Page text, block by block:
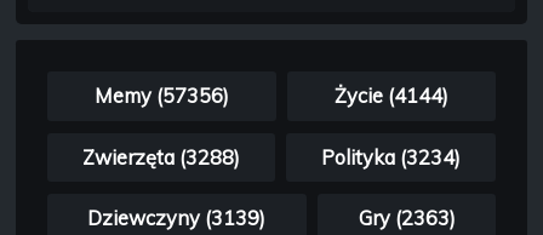
Memy (57356) Życie (4144)
Zwierzęta (3288) Polityka (3234)
Dziewczyny (3139) Gry (2363)